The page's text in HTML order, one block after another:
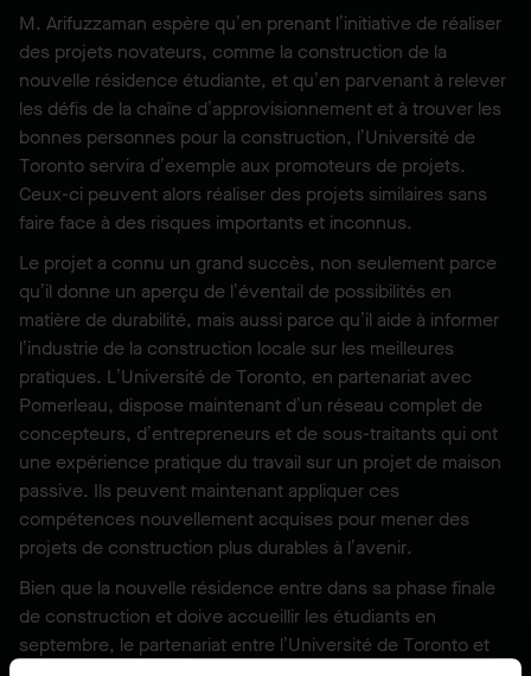
M. Arifuzzaman espère qu’en prenant l’initiative de réaliser
des projets novateurs, comme la construction de la
nouvelle résidence étudiante, et qu’en parvenant à relever
les défis de la chaîne d’approvisionnement et à trouver les
bonnes personnes pour la construction, l’Université de
Toronto servira d’exemple aux promoteurs de projets.
Ceux-ci peuvent alors réaliser des projets similaires sans
faire face à des risques importants et inconnus.
Le projet a connu un grand succès, non seulement parce
qu’il donne un aperçu de l’éventail de possibilités en
matière de durabilité, mais aussi parce qu’il aide à informer
l’industrie de la construction locale sur les meilleures
pratiques. L’Université de Toronto, en partenariat avec
Pomerleau, dispose maintenant d’un réseau complet de
concepteurs, d’entrepreneurs et de sous-traitants qui ont
une expérience pratique du travail sur un projet de maison
passive. Ils peuvent maintenant appliquer ces
compétences nouvellement acquises pour mener des
projets de construction plus durables à l’avenir.
Bien que la nouvelle résidence entre dans sa phase finale
de construction et doive accueillir les étudiants en
septembre, le partenariat entre l’Université de Toronto et